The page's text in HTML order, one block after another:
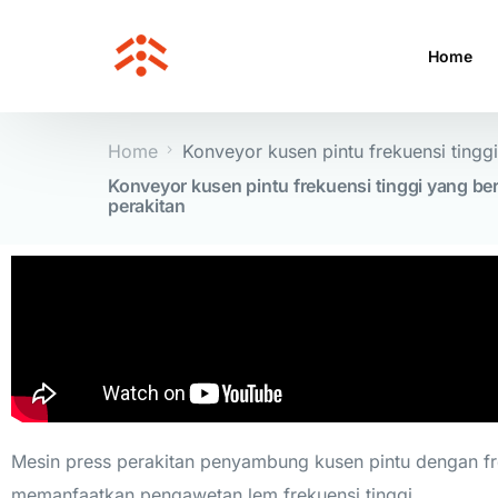
Home
Home
Konveyor kusen pintu frekuensi
Konveyor kusen pintu frekuensi tinggi yang
perakitan
Mesin press perakitan penyambung kusen pintu dengan